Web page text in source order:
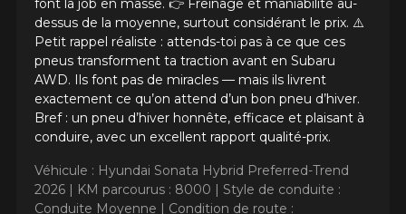
font la job en masse. 👉 Freinage et maniabilité au-
dessus de la moyenne, surtout considérant le prix. ⚠️
Petit rappel réaliste : attends-toi pas à ce que ces
pneus transforment ta traction avant en Subaru
AWD. Ils font pas de miracles — mais ils livrent
exactement ce qu’on attend d’un bon pneu d’hiver.
Bref : un pneu d’hiver honnête, efficace et plaisant à
conduire, avec un excellent rapport qualité-prix.
Véhicule : Hyundai Sonata Hybrid Preferred-Trend
2026 | KM parcourus : 8000 | Style de conduite :
Conduite Moyenne | Condition de route :